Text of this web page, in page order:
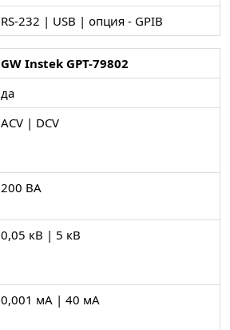
RS-232 | USB | опция - GPIB
GW Instek GPT-79802
да
ACV | DCV
200 ВА
0,05 кВ | 5 кВ
0,001 мА | 40 мА